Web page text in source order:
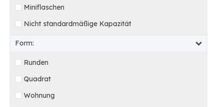
Miniflaschen
Nicht standardmäßige Kapazität
Form:
Runden
Quadrat
Wohnung